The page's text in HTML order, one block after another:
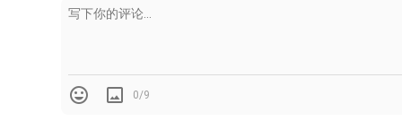
0/9